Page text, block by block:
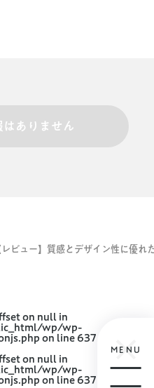
はありません
レビュー】質感とデザイン性に優
MENU
on null in
wp/wp-
on line 637
on null in
wp/wp-
on line 637